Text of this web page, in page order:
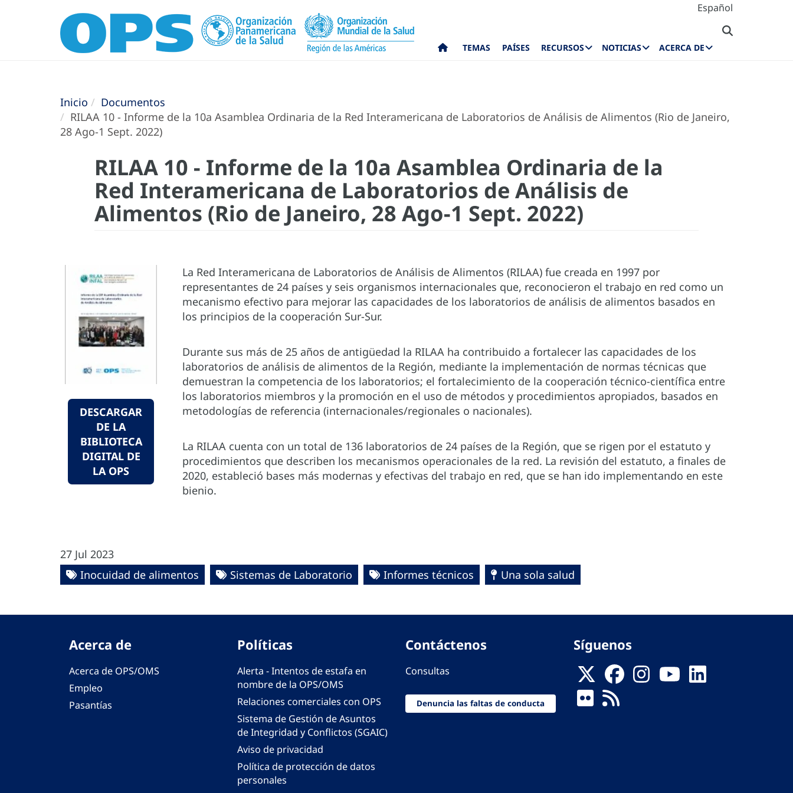
Español
TEMAS PAÍSES RECURSOS NOTICIAS ACERCA DE
Inicio
Documentos
RILAA 10 - Informe de la 10a Asamblea Ordinaria de la Red Interamericana de Laboratorios de Análisis de Alimentos (Rio de Janeiro,
28 Ago-1 Sept. 2022)
RILAA 10 - Informe de la 10a Asamblea Ordinaria de la
Red Interamericana de Laboratorios de Análisis de
Alimentos (Rio de Janeiro, 28 Ago-1 Sept. 2022)
DESCARGAR
DE LA
BIBLIOTECA
DIGITAL DE
LA OPS
La Red Interamericana de Laboratorios de Análisis de Alimentos (RILAA) fue creada en 1997 por
representantes de 24 países y seis organismos internacionales que, reconocieron el trabajo en red como un
mecanismo efectivo para mejorar las capacidades de los laboratorios de análisis de alimentos basados en
los principios de la cooperación Sur-Sur.
Durante sus más de 25 años de antigüedad la RILAA ha contribuido a fortalecer las capacidades de los
laboratorios de análisis de alimentos de la Región, mediante la implementación de normas técnicas que
demuestran la competencia de los laboratorios; el fortalecimiento de la cooperación técnico-científica entre
los laboratorios miembros y la promoción en el uso de métodos y procedimientos apropiados, basados en
metodologías de referencia (internacionales/regionales o nacionales).
La RILAA cuenta con un total de 136 laboratorios de 24 países de la Región, que se rigen por el estatuto y
procedimientos que describen los mecanismos operacionales de la red. La revisión del estatuto, a finales de
2020, estableció bases más modernas y efectivas del trabajo en red, que se han ido implementando en este
bienio.
27 Jul 2023
Inocuidad de alimentos
Sistemas de Laboratorio Informes técnicos Una sola salud
Acerca de
Acerca de OPS/OMS
Empleo
Pasantías
Políticas
Alerta - Intentos de estafa en
nombre de la OPS/OMS
Relaciones comerciales con OPS
Sistema de Gestión de Asuntos
de Integridad y Conflictos (SGAIC)
Aviso de privacidad
Política de protección de datos
personales
Contáctenos
Consultas
Denuncia las faltas de conducta
Síguenos